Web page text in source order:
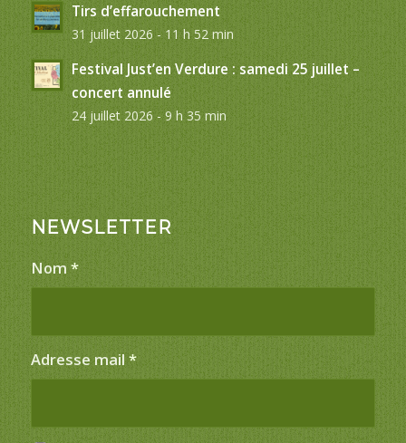
Tirs d’effarouchement
31 juillet 2026 - 11 h 52 min
Festival Just’en Verdure : samedi 25 juillet –
concert annulé
24 juillet 2026 - 9 h 35 min
NEWSLETTER
Nom *
Adresse mail *